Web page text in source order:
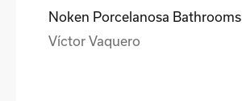
Noken Porcelanosa Bathrooms
Víctor Vaquero